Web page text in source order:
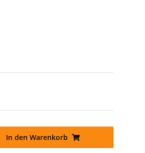
In den Warenkorb